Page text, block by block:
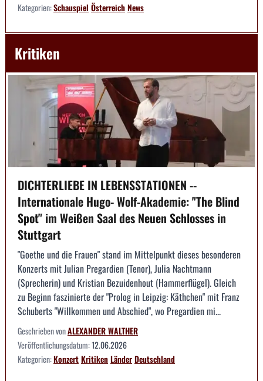
Kategorien:Schauspiel ÖsterreichNews
Kritiken
DICHTERLIEBE IN LEBENSSTATIONEN --
Internationale Hugo- Wolf-Akademie: "The Blind
Spot" im Weißen Saal des Neuen Schlosses in
Stuttgart
"Goethe und die Frauen" stand im Mittelpunkt dieses besonderen
Konzerts mit Julian Pregardien (Tenor), Julia Nachtmann
(Sprecherin) und Kristian Bezuidenhout (Hammerflügel). Gleich
zu Beginn faszinierte der "Prolog in Leipzig: Käthchen" mit Franz
Schuberts "Willkommen und Abschied", wo Pregardien mi...
Geschrieben vonALEXANDER WALTHER
Veröffentlichungsdatum:12.06.2026
Kategorien:KonzertKritikenLänderDeutschland